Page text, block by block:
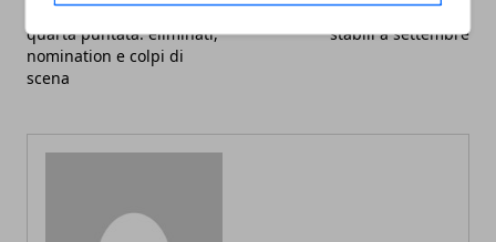
Grande Fratello VIP diretta
quarta puntata: eliminati,
nomination e colpi di
scena
Cessione del quinto: tassi
stabili a settembre